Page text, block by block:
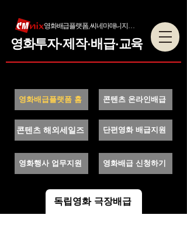
영화투자·제작·배급·교육
영화배급플랫폼 홈 콘텐츠 온라인배급
콘텐츠 해외세일즈 단편영화 배급지원
영화행사 업무지원 영화배급 신청하기
독립영화 극장배급